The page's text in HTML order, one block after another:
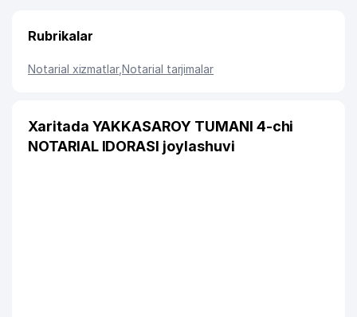
Rubrikalar
Notarial xizmatlar,Notarial tarjimalar
Xaritada YAKKASAROY TUMANI 4-chi
NOTARIAL IDORASI joylashuvi